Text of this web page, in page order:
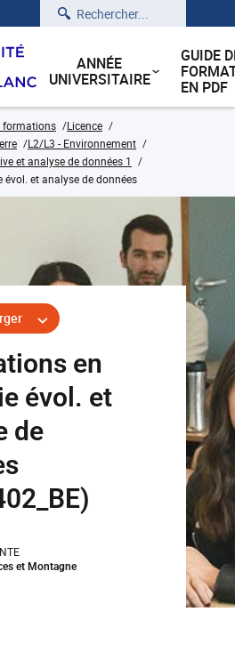
Rechercher
ANNÉE
UNIVERSITAIRE
GUIDE
EN PDF
formations
Licence
L2/L3 - Environnement
et analyse de données 1
et analyse de données
en
évol. et
de
et Montagne